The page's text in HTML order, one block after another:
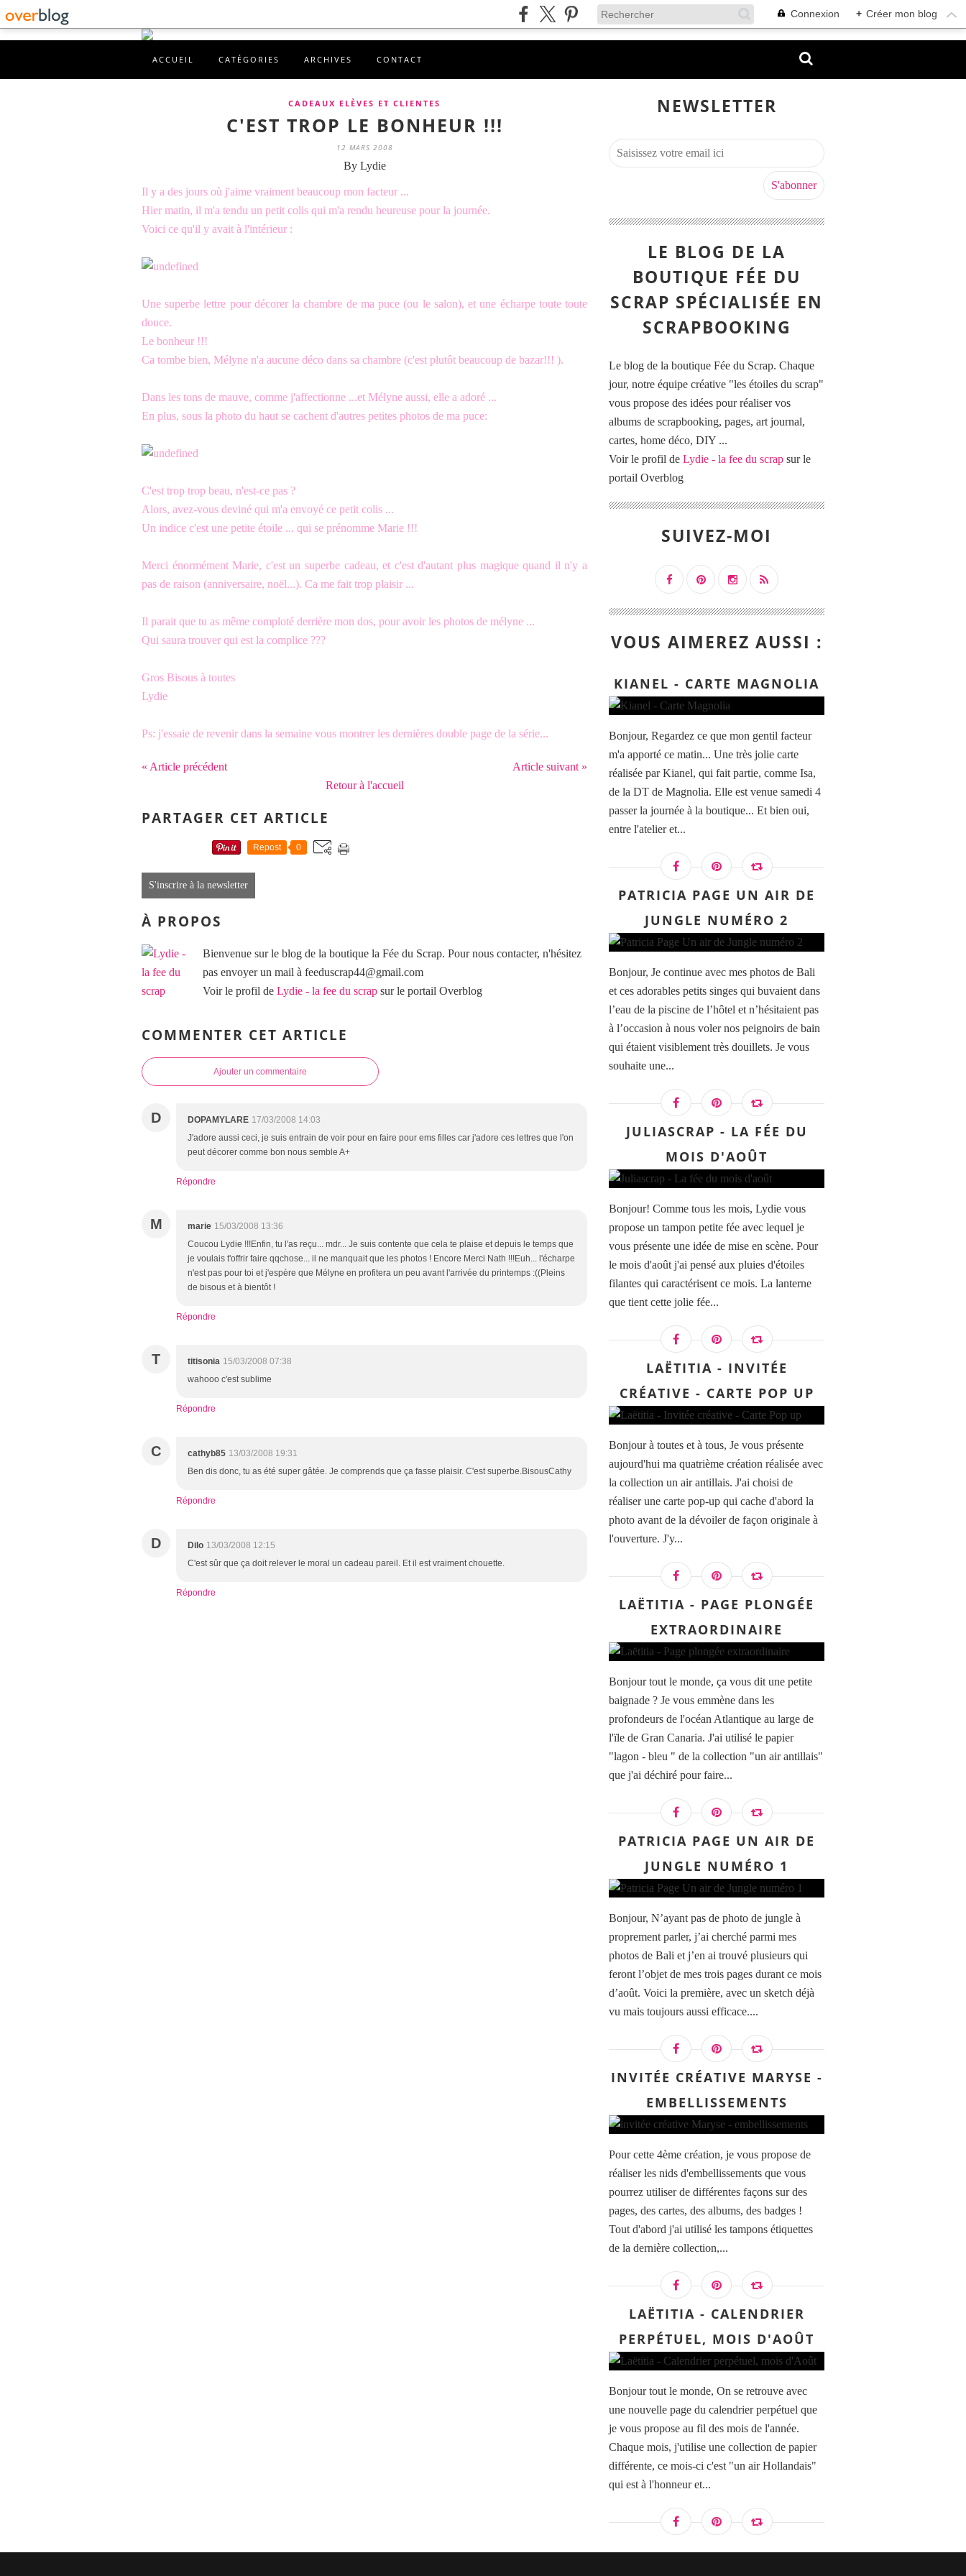
Connexion + Créer mon blog
ACCUEIL CATÉGORIES ARCHIVES CONTACT
CADEAUX ELÈVES ET CLIENTES
C'EST TROP LE BONHEUR !!!
12 MARS 2008
By Lydie
Il y a des jours où j'aime vraiment beaucoup mon facteur ...
Hier matin, il m'a tendu un petit colis qui m'a rendu heureuse pour la journée.
Voici ce qu'il y avait à l'intérieur :
Une superbe lettre pour décorer la chambre de ma puce (ou le salon), et une écharpe toute toute
douce.
Le bonheur !!!
Ca tombe bien, Mélyne n'a aucune déco dans sa chambre (c'est plutôt beaucoup de bazar!!! ).
Dans les tons de mauve, comme j'affectionne ...et Mélyne aussi, elle a adoré ...
En plus, sous la photo du haut se cachent d'autres petites photos de ma puce:
C'est trop trop beau, n'est-ce pas ?
Alors, avez-vous deviné qui m'a envoyé ce petit colis ...
Un indice c'est une petite étoile ... qui se prénomme Marie !!!
Merci énormément Marie, c'est un superbe cadeau, et c'est d'autant plus magique quand il n'y a
pas de raison (anniversaire, noël...). Ca me fait trop plaisir ...
Il parait que tu as même comploté derrière mon dos, pour avoir les photos de mélyne ...
Qui saura trouver qui est la complice ???
Gros Bisous à toutes
Lydie
Ps: j'essaie de revenir dans la semaine vous montrer les dernières double page de la série...
« Article précédent
Article suivant »
Retour à l'accueil
PARTAGER CET ARTICLE
Repost 0
S'inscrire à la newsletter
À PROPOS
Bienvenue sur le blog de la boutique la Fée du Scrap. Pour nous contacter, n'hésitez
pas envoyer un mail à feeduscrap44@gmail.com
Voir le profil de Lydie - la fee du scrap sur le portail Overblog
COMMENTER CET ARTICLE
Ajouter un commentaire
D DOPAMYLARE 17/03/2008 14:03
J'adore aussi ceci, je suis entrain de voir pour en faire pour ems filles car j'adore ces lettres que l'on
peut décorer comme bon nous semble A+
Répondre
M marie 15/03/2008 13:36
Coucou Lydie !!!Enfin, tu l'as reçu... mdr... Je suis contente que cela te plaise et depuis le temps que
je voulais t'offrir faire qqchose... il ne manquait que les photos ! Encore Merci Nath !!!Euh... l'écharpe
n'est pas pour toi et j'espère que Mélyne en profitera un peu avant l'arrivée du printemps :((Pleins
de bisous et à bientôt !
Répondre
T titisonia 15/03/2008 07:38
wahooo c'est sublime
Répondre
C cathyb85 13/03/2008 19:31
Ben dis donc, tu as été super gâtée. Je comprends que ça fasse plaisir. C'est superbe.BisousCathy
Répondre
D Dilo 13/03/2008 12:15
C'est sûr que ça doit relever le moral un cadeau pareil. Et il est vraiment chouette.
Répondre
NEWSLETTER
LE BLOG DE LA
BOUTIQUE FÉE DU
SCRAP SPÉCIALISÉE EN
SCRAPBOOKING
Le blog de la boutique Fée du Scrap. Chaque
jour, notre équipe créative "les étoiles du scrap"
vous propose des idées pour réaliser vos
albums de scrapbooking, pages, art journal,
cartes, home déco, DIY ...
Voir le profil de Lydie - la fee du scrap sur le
portail Overblog
SUIVEZ-MOI
VOUS AIMEREZ AUSSI :
KIANEL - CARTE MAGNOLIA
Bonjour, Regardez ce que mon gentil facteur
m'a apporté ce matin... Une très jolie carte
réalisée par Kianel, qui fait partie, comme Isa,
de la DT de Magnolia. Elle est venue samedi 4
passer la journée à la boutique... Et bien oui,
entre l'atelier et...
PATRICIA PAGE UN AIR DE
JUNGLE NUMÉRO 2
Bonjour, Je continue avec mes photos de Bali
et ces adorables petits singes qui buvaient dans
l’eau de la piscine de l’hôtel et n’hésitaient pas
à l’occasion à nous voler nos peignoirs de bain
qui étaient visiblement très douillets. Je vous
souhaite une...
JULIASCRAP - LA FÉE DU
MOIS D'AOÛT
Bonjour! Comme tous les mois, Lydie vous
propose un tampon petite fée avec lequel je
vous présente une idée de mise en scène. Pour
le mois d'août j'ai pensé aux pluies d'étoiles
filantes qui caractérisent ce mois. La lanterne
que tient cette jolie fée...
LAËTITIA - INVITÉE
CRÉATIVE - CARTE POP UP
Bonjour à toutes et à tous, Je vous présente
aujourd'hui ma quatrième création réalisée avec
la collection un air antillais. J'ai choisi de
réaliser une carte pop-up qui cache d'abord la
photo avant de la dévoiler de façon originale à
l'ouverture. J'y...
LAËTITIA - PAGE PLONGÉE
EXTRAORDINAIRE
Bonjour tout le monde, ça vous dit une petite
baignade ? Je vous emmène dans les
profondeurs de l'océan Atlantique au large de
l'ïle de Gran Canaria. J'ai utilisé le papier
"lagon - bleu " de la collection "un air antillais"
que j'ai déchiré pour faire...
PATRICIA PAGE UN AIR DE
JUNGLE NUMÉRO 1
Bonjour, N’ayant pas de photo de jungle à
proprement parler, j’ai cherché parmi mes
photos de Bali et j’en ai trouvé plusieurs qui
feront l’objet de mes trois pages durant ce mois
d’août. Voici la première, avec un sketch déjà
vu mais toujours aussi efficace....
INVITÉE CRÉATIVE MARYSE -
EMBELLISSEMENTS
Pour cette 4ème création, je vous propose de
réaliser les nids d'embellissements que vous
pourrez utiliser de différentes façons sur des
pages, des cartes, des albums, des badges !
Tout d'abord j'ai utilisé les tampons étiquettes
de la dernière collection,...
LAËTITIA - CALENDRIER
PERPÉTUEL, MOIS D'AOÛT
Bonjour tout le monde, On se retrouve avec
une nouvelle page du calendrier perpétuel que
je vous propose au fil des mois de l'année.
Chaque mois, j'utilise une collection de papier
différente, ce mois-ci c'est "un air Hollandais"
qui est à l'honneur et...